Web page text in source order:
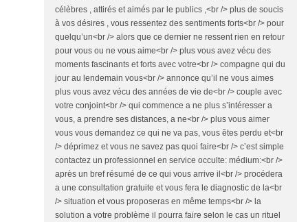
célèbres , attirés et aimés par le publics ,<br /> plus de soucis
à vos désires , vous ressentez des sentiments forts<br /> pour
quelqu’un<br /> alors que ce dernier ne ressent rien en retour
pour vous ou ne vous aime<br /> plus vous avez vécu des
moments fascinants et forts avec votre<br /> compagne qui du
jour au lendemain vous<br /> annonce qu’il ne vous aimes
plus vous avez vécu des années de vie de<br /> couple avec
votre conjoint<br /> qui commence a ne plus s’intéresser a
vous, a prendre ses distances, a ne<br /> plus vous aimer
vous vous demandez ce qui ne va pas, vous êtes perdu et<br
/> déprimez et vous ne savez pas quoi faire<br /> c’est simple
contactez un professionnel en service occulte: médium:<br />
après un bref résumé de ce qui vous arrive il<br /> procédera
a une consultation gratuite et vous fera le diagnostic de la<br
/> situation et vous proposeras en même temps<br /> la
solution a votre problème il pourra faire selon le cas un rituel